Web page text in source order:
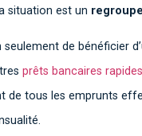
situation est un
de bénéficier
prêts bancaires rapides
tous les emprunts